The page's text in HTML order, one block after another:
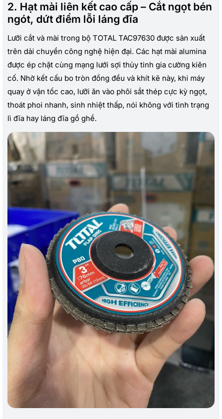
2. Hạt mài liên kết cao cấp – Cắt ngọt bén
ngót, dứt điểm lỗi láng đĩa
Lưỡi cắt và mài trong bộ TOTAL TAC97630 được sản xuất
trên dải chuyền công nghệ hiện đại. Các hạt mài alumina
được ép chặt cùng mạng lưới sợi thủy tinh gia cường kiên
cố. Nhờ kết cấu bo tròn đồng đều và khít kẽ này, khi máy
quay ở vận tốc cao, lưỡi ăn vào phôi sắt thép cực kỳ ngọt,
thoát phoi nhanh, sinh nhiệt thấp, nói không với tình trạng
lì đĩa hay láng đĩa gồ ghề.